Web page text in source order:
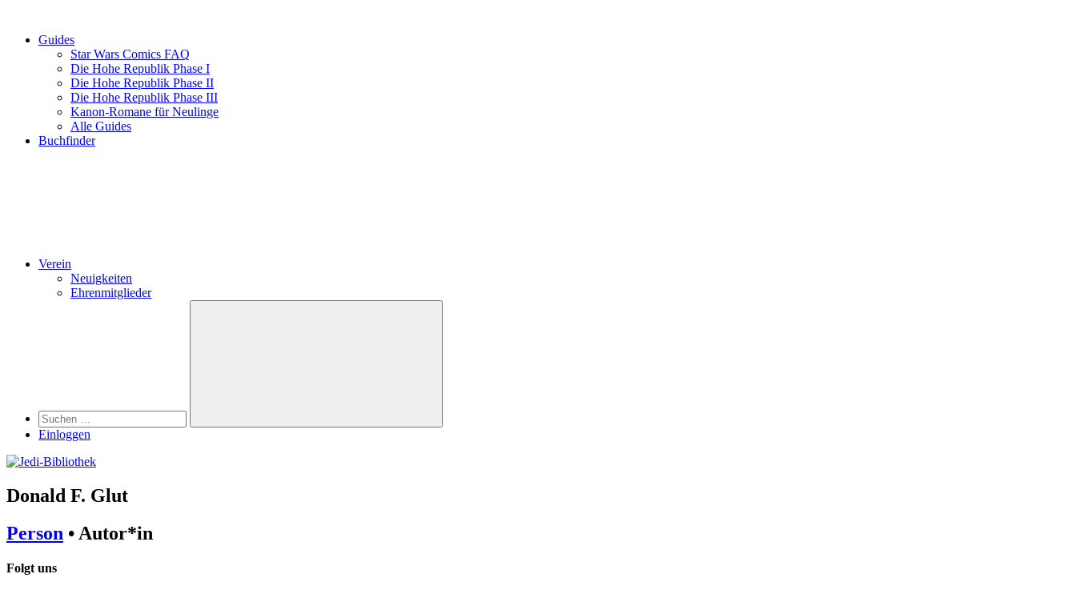
Guides
Star Wars Comics FAQ
Die Hohe Republik Phase I
Die Hohe Republik Phase II
Die Hohe Republik Phase III
Kanon-Romane für Neulinge
Alle Guides
Buchfinder
Verein
Neuigkeiten
Ehrenmitglieder
Suchen
Einloggen
Donald F. Glut
Person • Autor*in
Folgt uns